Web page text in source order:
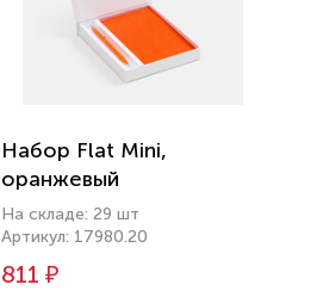
Набор Flat Mini,
оранжевый
На складе: 29 шт
Артикул: 17980.20
811 ₽